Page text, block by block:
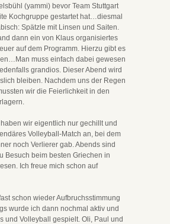
(yammi) bevor Team Stuttgart
Kochgruppe gestartet hat…diesmal
Spätzle mit Linsen und Saiten.
dann ein von Klaus organisiertes
auf dem Programm. Hierzu gibt es
muss einfach dabei gewesen
grandios. Dieser Abend wird
bleiben. Nachdem uns der Regen
wir die Feierlichkeit in den
wir eigentlich nur gechillt und
Volleyball-Match an, bei dem
noch Verlierer gab. Abends sind
Besuch beim besten Griechen in
Ich freue mich schon auf
schon wieder Aufbruchsstimmung
wurde ich dann nochmal aktiv und
und Volleyball gespielt. Oli, Paul und